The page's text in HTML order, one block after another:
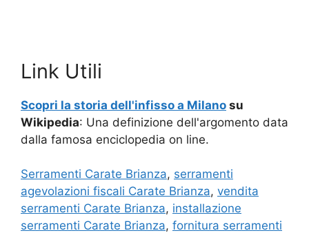
Link Utili
Scopri la storia dell'infisso a Milano su
Wikipedia: Una definizione dell'argomento data
dalla famosa enciclopedia on line.
Serramenti Carate Brianza, serramenti
agevolazioni fiscali Carate Brianza, vendita
serramenti Carate Brianza, installazione
serramenti Carate Brianza, fornitura serramenti